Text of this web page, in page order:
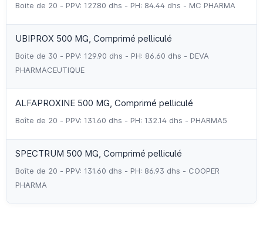
Boite de 20 - PPV: 127.80 dhs - PH: 84.44 dhs - MC PHARMA
UBIPROX 500 MG, Comprimé pelliculé
Boite de 30 - PPV: 129.90 dhs - PH: 86.60 dhs - DEVA
PHARMACEUTIQUE
ALFAPROXINE 500 MG, Comprimé pelliculé
Boîte de 20 - PPV: 131.60 dhs - PH: 132.14 dhs - PHARMA5
SPECTRUM 500 MG, Comprimé pelliculé
Boîte de 20 - PPV: 131.60 dhs - PH: 86.93 dhs - COOPER
PHARMA